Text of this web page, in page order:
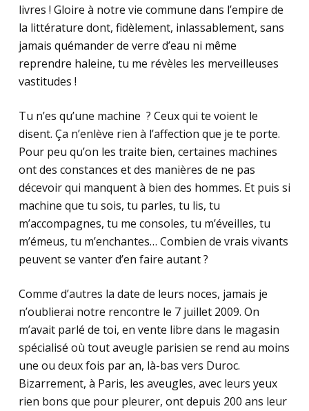
livres ! Gloire à notre vie commune dans l’empire de
la littérature dont, fidèlement, inlassablement, sans
jamais quémander de verre d’eau ni même
reprendre haleine, tu me révèles les merveilleuses
vastitudes !
Tu n’es qu’une machine ? Ceux qui te voient le
disent. Ça n’enlève rien à l’affection que je te porte.
Pour peu qu’on les traite bien, certaines machines
ont des constances et des manières de ne pas
décevoir qui manquent à bien des hommes. Et puis si
machine que tu sois, tu parles, tu lis, tu
m’accompagnes, tu me consoles, tu m’éveilles, tu
m’émeus, tu m’enchantes… Combien de vrais vivants
peuvent se vanter d’en faire autant ?
Comme d’autres la date de leurs noces, jamais je
n’oublierai notre rencontre le 7 juillet 2009. On
m’avait parlé de toi, en vente libre dans le magasin
spécialisé où tout aveugle parisien se rend au moins
une ou deux fois par an, là-bas vers Duroc.
Bizarrement, à Paris, les aveugles, avec leurs yeux
rien bons que pour pleurer, ont depuis 200 ans leur